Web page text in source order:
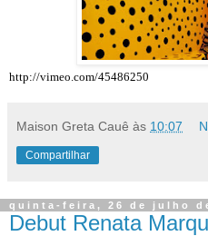
http://vimeo.com/45486250
Maison Greta Cauê às 10:07
Compartilhar
quinta-feira, 26 de julho
Debut Renata